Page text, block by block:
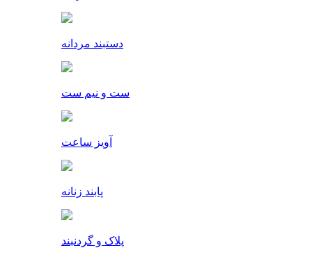
دستبند مردانه
ست و نیم ست
آویز ساعت
پابند زنانه
پلاک و گردنبند